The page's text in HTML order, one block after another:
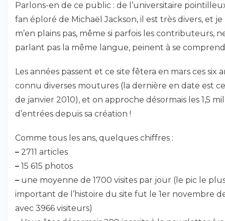
Parlons-en de ce public : de l’universitaire
fan éploré de Michaël Jackson, il est très divers, et je
m’en plains pas, même si parfois les contributeurs,
parlant pas la même langue, peinent à se
Les années passent et ce site fêtera en mars ces six
connu diverses moutures (la dernière en date est
de janvier 2010), et on approche désormais les 1,5
d’entrées depuis sa création !
Comme tous les ans, quelques chiffres :
– 2711 articles
– 15 615 photos
– une moyenne de 1700 visites par jour (le pic le
important de l’histoire du site fut le 1er novembre
avec 3966 visiteurs)